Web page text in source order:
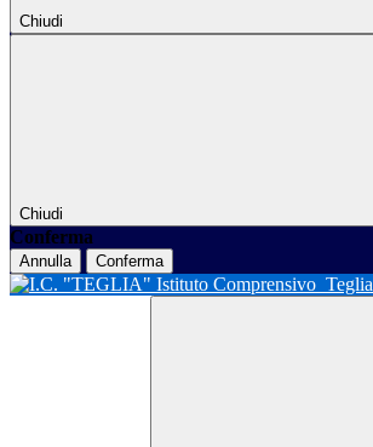
Chiudi
Chiudi
Conferma
Annulla Conferma
Istituto Comprensivo Teglia